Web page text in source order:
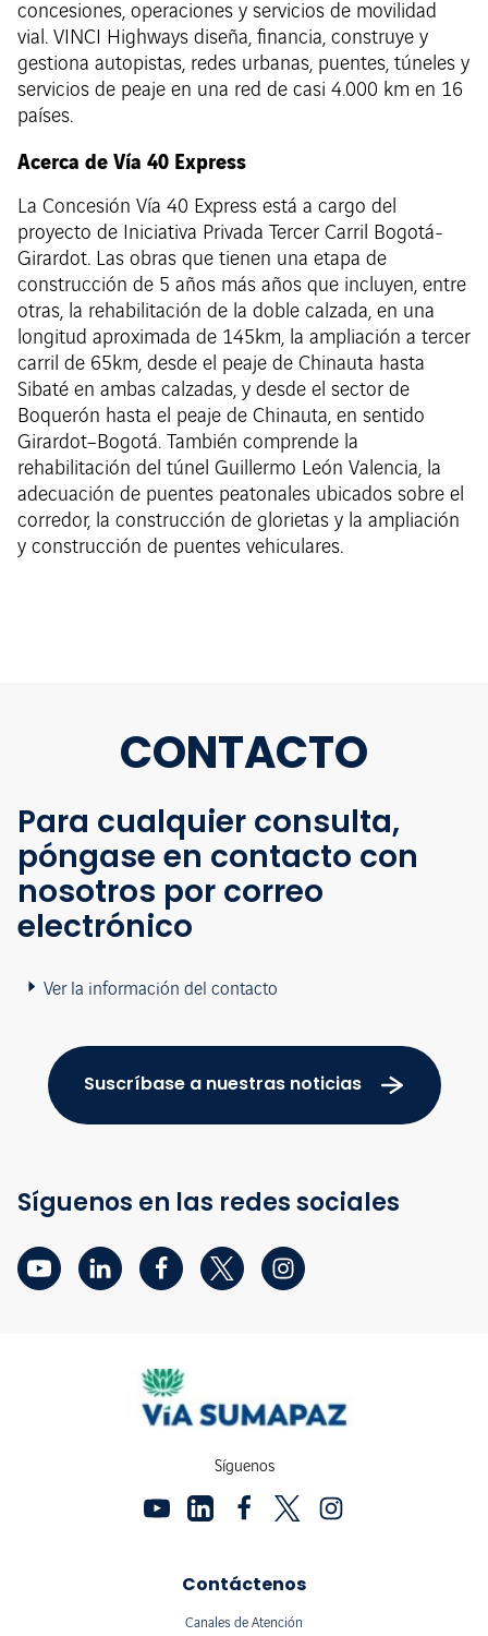
concesiones, operaciones y servicios de movilidad
vial. VINCI Highways diseña, financia, construye y
gestiona autopistas, redes urbanas, puentes, túneles y
servicios de peaje en una red de casi 4.000 km en 16
países.
Acerca de Vía 40 Express
La Concesión Vía 40 Express está a cargo del
proyecto de Iniciativa Privada Tercer Carril Bogotá-
Girardot. Las obras que tienen una etapa de
construcción de 5 años más años que incluyen, entre
otras, la rehabilitación de la doble calzada, en una
longitud aproximada de 145km, la ampliación a tercer
carril de 65km, desde el peaje de Chinauta hasta
Sibaté en ambas calzadas, y desde el sector de
Boquerón hasta el peaje de Chinauta, en sentido
Girardot–Bogotá. También comprende la
rehabilitación del túnel Guillermo León Valencia, la
adecuación de puentes peatonales ubicados sobre el
corredor, la construcción de glorietas y la ampliación
y construcción de puentes vehiculares.
CONTACTO
Para cualquier consulta,
póngase en contacto con
nosotros por correo
electrónico
Ver la información del contacto
Suscríbase a nuestras noticias
Síguenos en las redes sociales
Síguenos
Contáctenos
Canales de Atención